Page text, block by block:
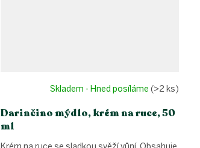
Darinčino mýdlo, krém na ruce, 50
ml
Skladem - Hned posíláme (>2 ks)